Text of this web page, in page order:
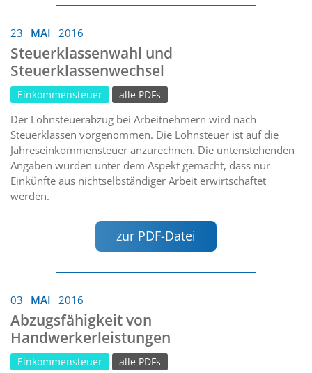
23 MAI 2016
Steuerklassenwahl und
Steuerklassenwechsel
Einkommensteuer alle PDFs
Der Lohnsteuerabzug bei Arbeitnehmern wird nach
Steuerklassen vorgenommen. Die Lohnsteuer ist auf die
Jahreseinkommensteuer anzurechnen. Die untenstehenden
Angaben wurden unter dem Aspekt gemacht, dass nur
Einkünfte aus nichtselbständiger Arbeit erwirtschaftet
werden.
zur PDF-Datei
03 MAI 2016
Abzugsfähigkeit von
Handwerkerleistungen
Einkommensteuer alle PDFs